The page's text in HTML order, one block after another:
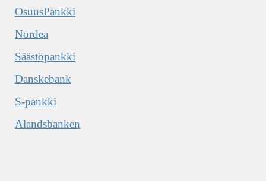
OsuusPankki
Nordea
Säästöpankki
Danskebank
S-pankki
Alandsbanken